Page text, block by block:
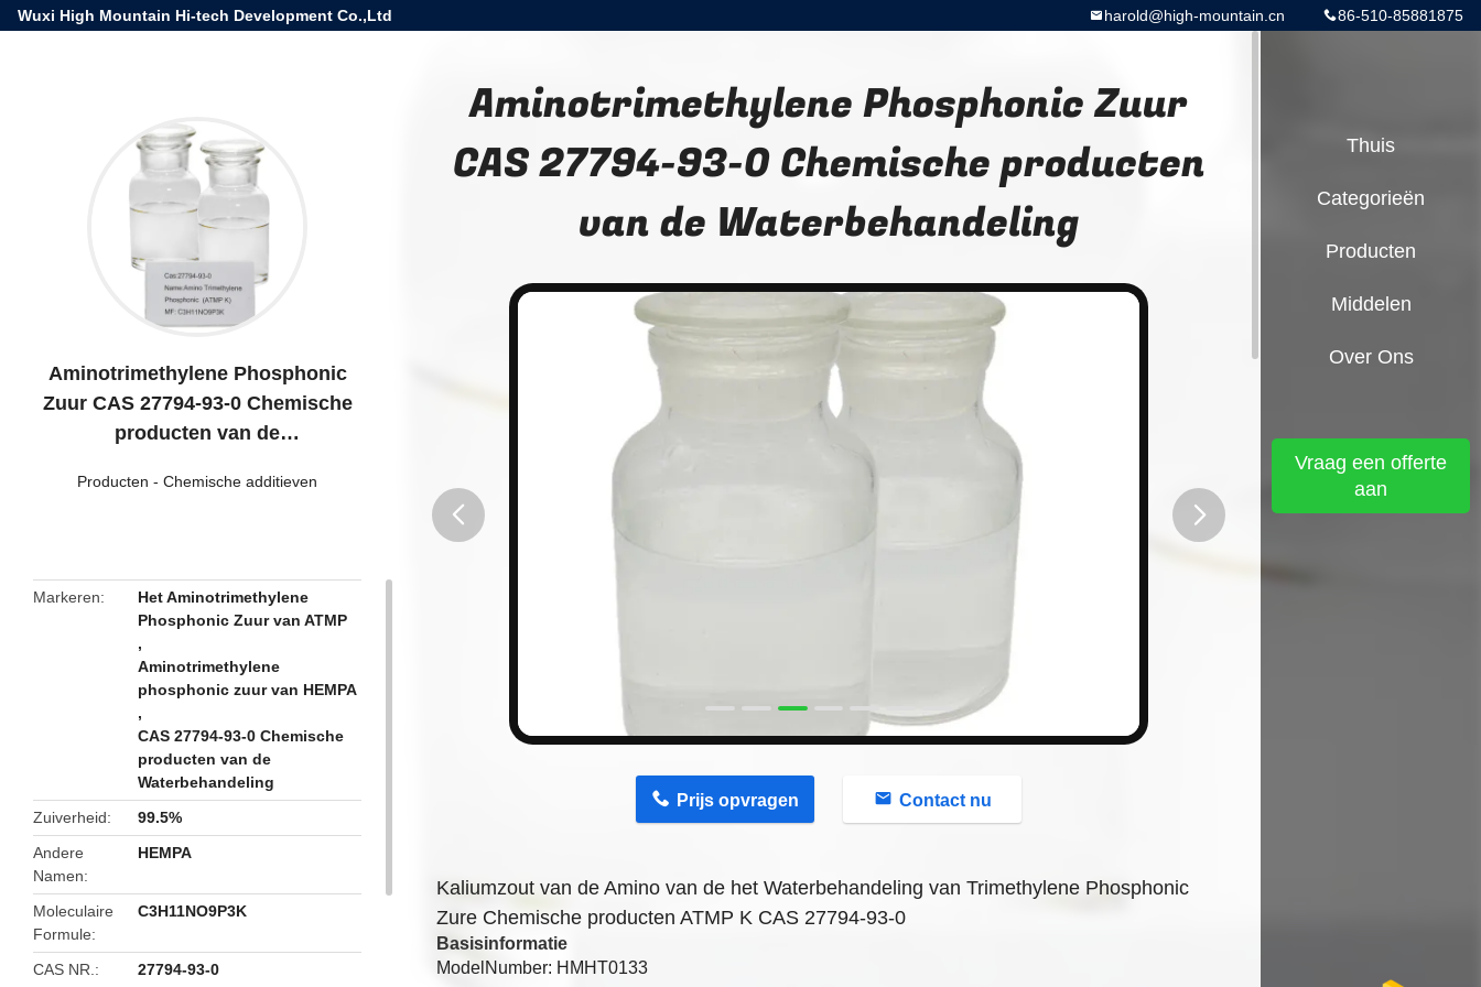
Wuxi High Mountain Hi-tech Development Co.,Ltd 86-510-85881875
harold@high-mountain.cn
Aminotrimethylene Phosphonic
Zuur CAS 27794-93-0 Chemische
producten van de
Producten - Chemische additieven
Markeren
Het Aminotrimethylene
Phosphonic Zuur van ATMP
,
Aminotrimethylene
phosphonic zuur van HEMPA
,
CAS 27794-93-0 Chemische
producten van de
Waterbehandeling
Zuiverheid
99.5%
Andere
Namen
HEMPA
Moleculaire
Formule
C3H11NO9P3K
CAS NR. 27794-93-0
Aminotrimethylene Phosphonic Zuur
CAS 27794-93-0 Chemische producten
van de Waterbehandeling
Prijs opvragen Contact nu
Kaliumzout van de Amino van de het Waterbehandeling van Trimethylene Phosphonic
Zure Chemische producten ATMP K CAS 27794-93-0
Basisinformatie
ModelNumber: HMHT0133
Thuis
Categorieën
Producten
Middelen
Over Ons
Vraag een offerte
aan